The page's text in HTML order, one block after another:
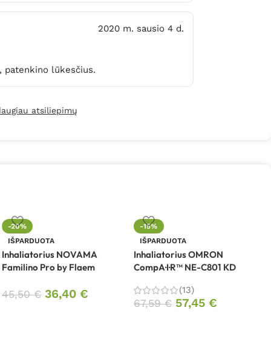
2020 m. sausio 4 d.
patenkino lūkesčius.
atsiliepimų
-20%
IŠPARDUOTA
Inhaliatorius NOVAMA
Familino Pro by Flaem
45,50€ 36,40€
-15%
IŠPARDUOTA
Inhaliatorius OMRON
CompA·I·R™ NE-C801 KD
(13)
67,59€ 57,45 €